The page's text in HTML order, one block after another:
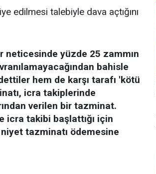
edilmesi talebiyle dava açtığını
neticesinde yüzde 25 zammın
bahisle
hem de karşı tarafı 'kötü
icra takiplerinde
verilen bir tazminat.
icra takibi başlattığı için
tazminatı ödemesine